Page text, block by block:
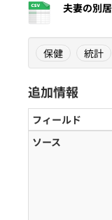
夫妻の別
保健 統計
追加情報
フィールド
ソース